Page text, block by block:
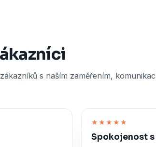
s naším zaměřením,
★★★★★
Spokojenost